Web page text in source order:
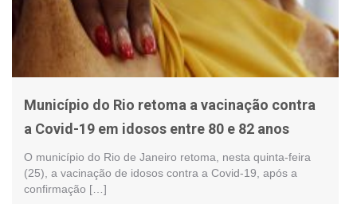
Município do Rio retoma a vacinação contra
a Covid-19 em idosos entre 80 e 82 anos
O município do Rio de Janeiro retoma, nesta quinta-feira
(25), a vacinação de idosos contra a Covid-19, após a
confirmação […]